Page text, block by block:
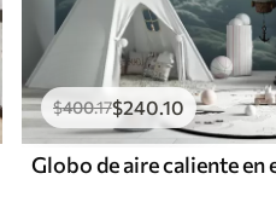
$400.17$240.10